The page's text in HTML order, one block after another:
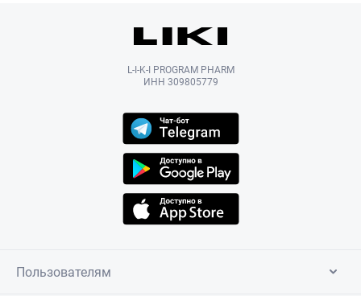
L-I-K-I PROGRAM PHARM
ИНН 309805779
Пользователям